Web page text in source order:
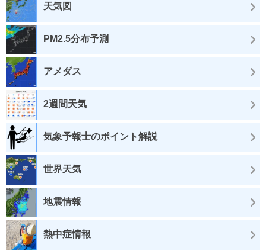
天気図
PM2.5分布予測
アメダス
2週間天気
気象予報士のポイント解説
世界天気
地震情報
熱中症情報